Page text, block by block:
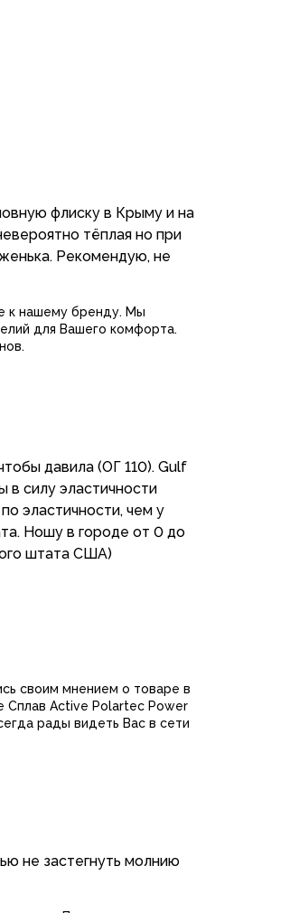
флиску в Крыму и на
тёплая но при
Рекомендую, не
к нашему бренду. Мы
для Вашего комфорта.
давила (ОГ 110). Gulf
силу эластичности
эластичности, чем у
Ношу в городе от 0 до
штата США)
своим мнением о товаре в
Сплав Active Polartec Power
рады видеть Вас в сети
не застегнуть молнию